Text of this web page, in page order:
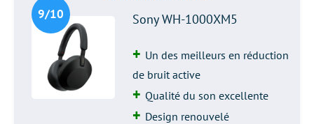
9/10 Sony WH-1000XM5
Un des meilleurs en réduction
de bruit active
Qualité du son excellente
Design renouvelé